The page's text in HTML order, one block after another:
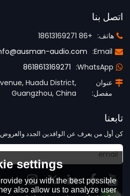
اتصل بنا
هاتف: +86 18613169271
Email:
audio.com
WhatsApp:
8618613169271
عنوان
مفصل:
Huadu District,
Guangzhou, China
تابعنا
كن أول من يعرف عن الوافدين الجدد والعروض
settings
you with the best possible
also allow us to analyze user